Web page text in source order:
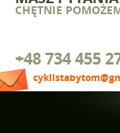
CHĘTNIE
+48 734 455